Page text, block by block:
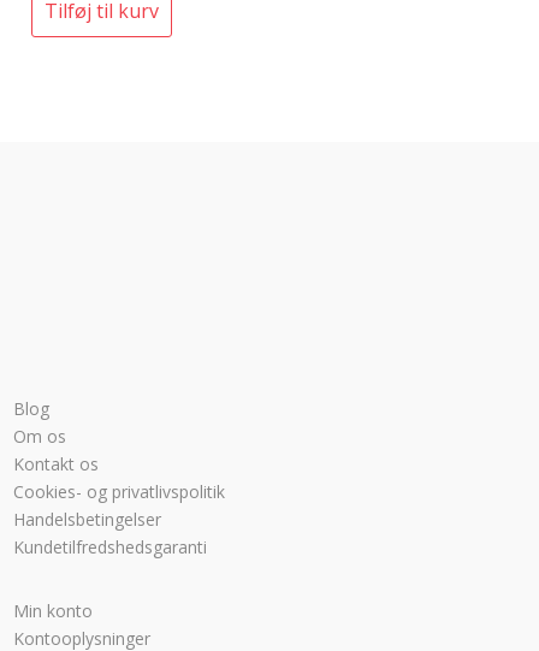
Tilføj til kurv
Blog
Om os
Kontakt os
Cookies- og privatlivspolitik
Handelsbetingelser
Kundetilfredshedsgaranti
Min konto
Kontooplysninger